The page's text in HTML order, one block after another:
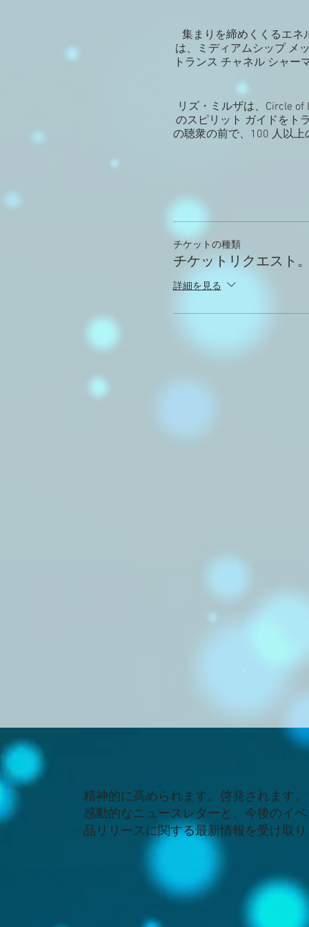
集まりを締めくくるエネ
は、ミディアムシップ メ
トランス チャネル シャ
リズ・ミルザは、Circle
のスピリット ガイドをト
の聴衆の前で、100 人以
チケットの種類
チケットリクエスト
詳細を見る
精神的に高められます。啓発されます。
感動的なニュースレターと、今後のイ
品リリースに関する最新情報を受け取